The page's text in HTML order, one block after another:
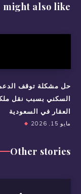
might also like
حل مشكلة توقف
السكني بسبب نقل
العقار في السعودية
مايو 15, 2026
Other stories